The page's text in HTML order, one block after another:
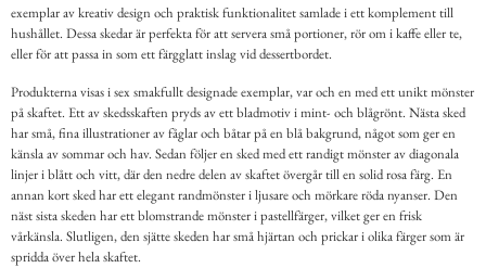
exemplar av kreativ design och praktisk funktionalitet samlade i ett komplement till
hushållet. Dessa skedar är perfekta för att servera små portioner, rör om i kaffe eller te,
eller för att passa in som ett färgglatt inslag vid dessertbordet.
Produkterna visas i sex smakfullt designade exemplar, var och en med ett unikt mönster
på skaftet. Ett av skedsskaften pryds av ett bladmotiv i mint- och blågrönt. Nästa sked
har små, fina illustrationer av fåglar och båtar på en blå bakgrund, något som ger en
känsla av sommar och hav. Sedan följer en sked med ett randigt mönster av diagonala
linjer i blått och vitt, där den nedre delen av skaftet övergår till en solid rosa färg. En
annan kort sked har ett elegant randmönster i ljusare och mörkare röda nyanser. Den
näst sista skeden har ett blomstrande mönster i pastellfärger, vilket ger en frisk
vårkänsla. Slutligen, den sjätte skeden har små hjärtan och prickar i olika färger som är
spridda över hela skaftet.